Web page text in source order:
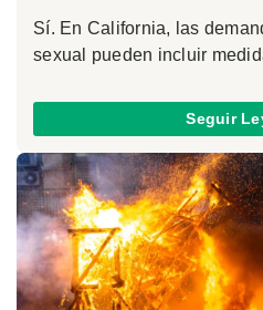
Sí. En California, las
sexual pueden incluir
Seguir